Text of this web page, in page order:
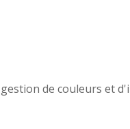
de couleurs et